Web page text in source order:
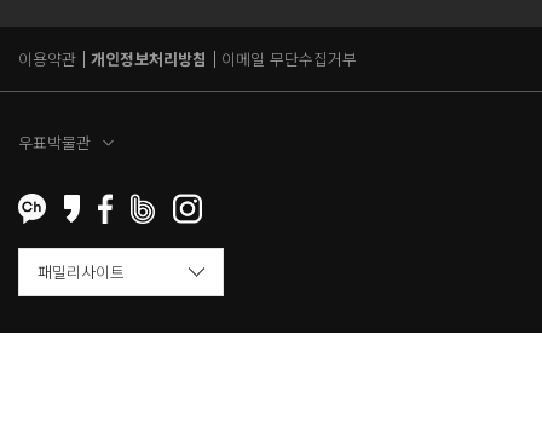
이용약관 개인정보처리방침 이메일 무단수집거부
우표박물관